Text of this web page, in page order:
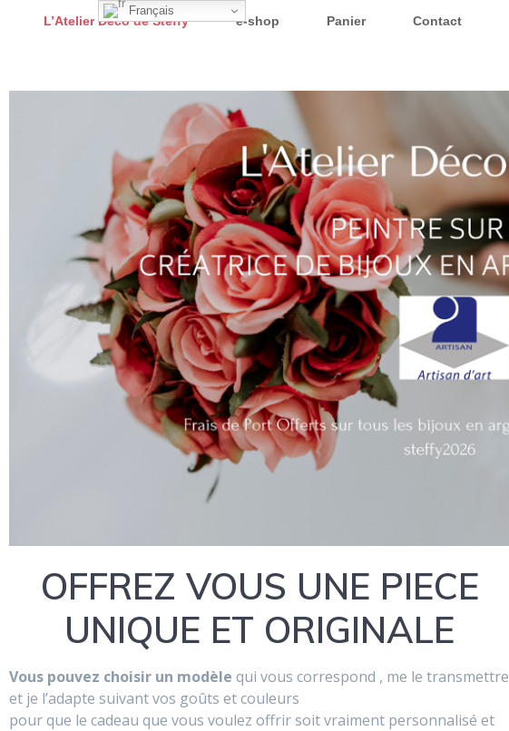
L’Atelier Déco de Steffy e-shop Panier Contact
OFFREZ VOUS UNE PIECE
UNIQUE ET ORIGINALE
Vous pouvez choisir un modèle qui vous correspond , me le transmettre
et je l’adapte suivant vos goûts et couleurs
pour que le cadeau que vous voulez offrir soit vraiment personnalisé et
Français